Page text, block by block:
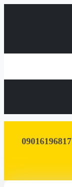
برای گرفتن نوبت مشاوره با شماره 09016196817